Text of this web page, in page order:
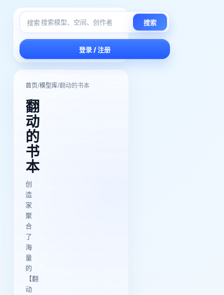
搜索 搜索
登录 / 注册
首页/模型库/翻动的书本
翻
动
的
书
本
创
造
家
聚
合
了
海
量
的
【翻
动